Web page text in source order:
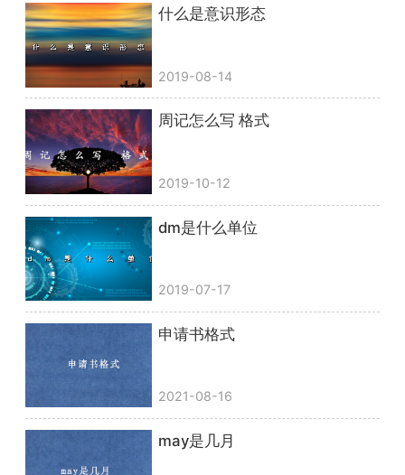
什么是意识形态
2019-08-14
周记怎么写 格式
2019-10-12
dm是什么单位
2019-07-17
申请书格式
2021-08-16
may是几月